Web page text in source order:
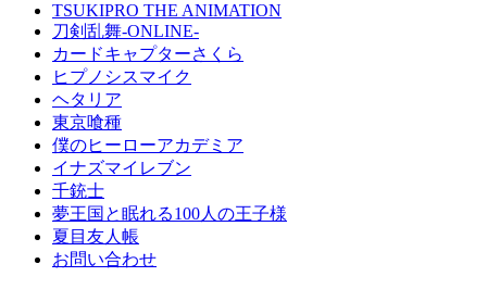
TSUKIPRO THE ANIMATION
刀剣乱舞-ONLINE-
カードキャプターさくら
ヒプノシスマイク
ヘタリア
東京喰種
僕のヒーローアカデミア
イナズマイレブン
千銃士
夢王国と眠れる100人の王子様
夏目友人帳
お問い合わせ